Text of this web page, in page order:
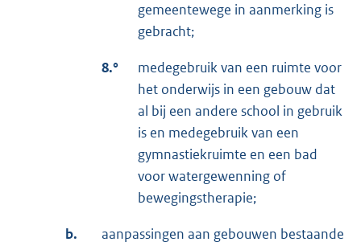
gemeentewege in aanmerking is
gebracht;
8.°
medegebruik van een ruimte voor
het onderwijs in een gebouw dat
al bij een andere school in gebruik
is en medegebruik van een
gymnastiekruimte en een bad
voor watergewenning of
bewegingstherapie;
b.
aanpassingen aan gebouwen bestaande